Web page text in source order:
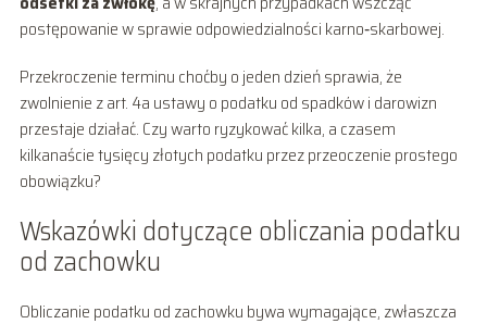
postępowanie w sprawie odpowiedzialności karno‑skarbowej.
Przekroczenie terminu choćby o jeden dzień sprawia, że
zwolnienie z art. 4a ustawy o podatku od spadków i darowizn
przestaje działać. Czy warto ryzykować kilka, a czasem
kilkanaście tysięcy złotych podatku przez przeoczenie prostego
obowiązku?
Wskazówki dotyczące obliczania podatku
od zachowku
Obliczanie podatku od zachowku bywa wymagające, zwłaszcza